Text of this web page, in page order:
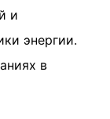
и
энергии.
в